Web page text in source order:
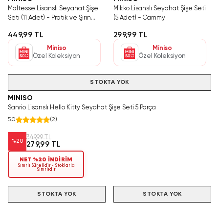
Maltesse Lisanslı Seyahat Şişe
Seti (11 Adet) - Pratik ve Şirin
449,99 TL
Miniso
Özel Koleksiyon
Mikko Lisanslı Seyahat Şişe Seti
(5 Adet) - Cammy
299,99 TL
Miniso
Özel Koleksiyon
STOKTA YOK
MINISO
Sanrio Lisanslı Hello Kitty Seyahat Şişe Seti 5 Parça
5.0 (2)
%20
349,99 TL
279,99 TL
NET %20 İNDİRİM
Sınırlı Sürelidir • Stoklarla
Sınırlıdır
STOKTA YOK STOKTA YOK